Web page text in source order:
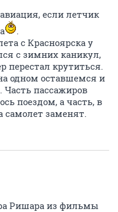
если летчик
.
с Красноярска у
с зимних каникул,
перестал крутиться.
одном оставшемся и
Часть пассажиров
поездом, а часть, в
самолет заменят.
Ришара из фильмы